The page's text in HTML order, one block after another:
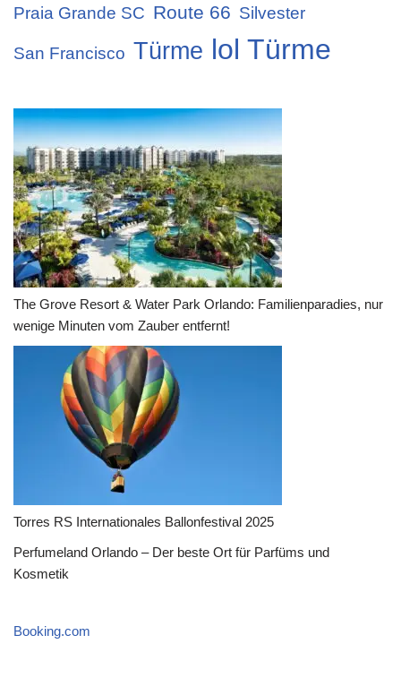
Praia Grande SC Route 66 Silvester
San Francisco Türme lol Türme
The Grove Resort & Water Park Orlando: Familienparadies, nur
wenige Minuten vom Zauber entfernt!
Torres RS Internationales Ballonfestival 2025
Perfumeland Orlando – Der beste Ort für Parfüms und
Kosmetik
Booking.com